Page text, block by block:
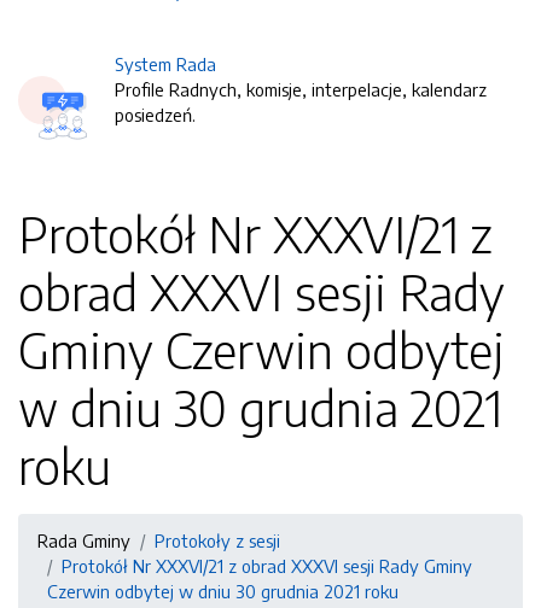
System Rada
Profile Radnych, komisje, interpelacje, kalendarz
posiedzeń.
Protokół Nr XXXVI/21 z
obrad XXXVI sesji Rady
Gminy Czerwin odbytej
w dniu 30 grudnia 2021
roku
Rada Gminy
Protokoły z sesji
Protokół Nr XXXVI/21 z obrad XXXVI sesji Rady Gminy
Czerwin odbytej w dniu 30 grudnia 2021 roku